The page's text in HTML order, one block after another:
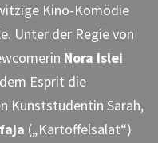
Kino-Komödie
Unter der Regie von
Nora Islei
Esprit die
Kunststudentin Sarah,
(„Kartoffelsalat“)